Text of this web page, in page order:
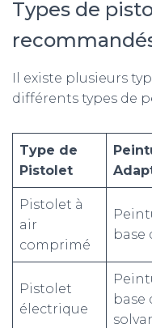
Types de
Il existe plusieurs
différents types de
Type de
Pistolet
Pistolet à
air
comprimé
base
Pistolet
électrique
base